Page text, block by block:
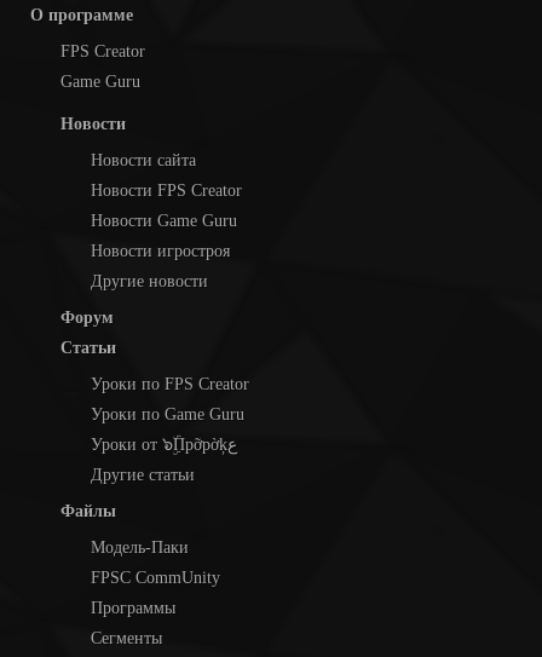
О программе
FPS Creator
Game Guru
Новости
Новости сайта
Новости FPS Creator
Новости Game Guru
Новости игростроя
Другие новости
Форум
Статьи
Уроки по FPS Creator
Уроки по Game Guru
Уроки от ๖ۣۜПpỡpờķع
Другие статьи
Файлы
Модель-Паки
FPSC CommUnity
Программы
Сегменты